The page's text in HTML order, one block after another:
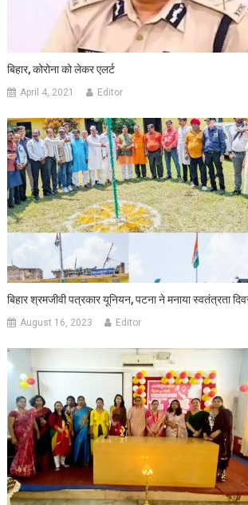
बिहार, कोरोना को लेकर एलर्ट
April 4, 2021 Editor
बिहार श्रमजीवी पत्रकार यूनियन, पटना ने मनाया स्वतंत्रता
August 16, 2023 Editor